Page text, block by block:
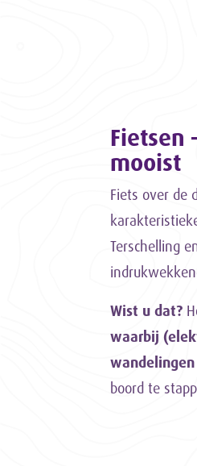
Fietsen
mooist
Fiets over de
Terschelling
Wist u dat?
waarbij
boord te